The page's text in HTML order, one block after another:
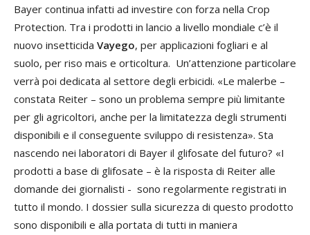
Bayer continua infatti ad investire con forza nella Crop
Protection. Tra i prodotti in lancio a livello mondiale c’è il
nuovo insetticida Vayego, per applicazioni fogliari e al
suolo, per riso mais e orticoltura. Un’attenzione particolare
verrà poi dedicata al settore degli erbicidi. «Le malerbe –
constata Reiter – sono un problema sempre più limitante
per gli agricoltori, anche per la limitatezza degli strumenti
disponibili e il conseguente sviluppo di resistenza». Sta
nascendo nei laboratori di Bayer il glifosate del futuro? «I
prodotti a base di glifosate – è la risposta di Reiter alle
domande dei giornalisti - sono regolarmente registrati in
tutto il mondo. I dossier sulla sicurezza di questo prodotto
sono disponibili e alla portata di tutti in maniera